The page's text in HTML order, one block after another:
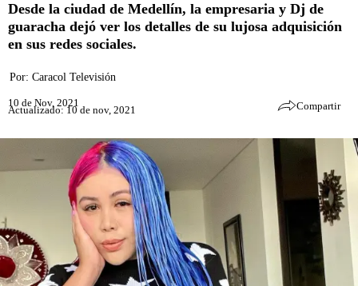
Desde la ciudad de Medellín, la empresaria y Dj de
guaracha dejó ver los detalles de su lujosa adquisición
en sus redes sociales.
Por: Caracol Televisión
10 de Nov, 2021
Actualizado: 10 de nov, 2021 Compartir